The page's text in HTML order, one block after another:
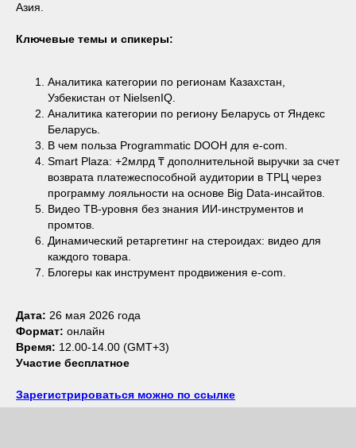
Азия.
Ключевые темы и спикеры:
Аналитика категории по регионам Казахстан,
Узбекистан от NielsenIQ.
Аналитика категории по региону Беларусь от Яндекс
Беларусь.
В чем польза Programmatic DOOH для e-com.
Smart Plaza: +2млрд ₸ дополнительной выручки за счет
возврата платежеспособной аудитории в ТРЦ через
программу лояльности на основе Big Data-инсайтов.
Видео ТВ-уровня без знания ИИ-инструментов и
промтов.
Динамический ретаргетинг на стероидах: видео для
каждого товара.
Блогеры как инструмент продвижения e-com.
Дата: 26 мая 2026 года
Формат: онлайн
Время: 12.00-14.00 (GMT+3)
Участие бесплатное
Зарегистрироваться можно по ссылке